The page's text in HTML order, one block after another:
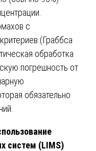
с
(Граббса
обработка
погрешность от
обязательно
систем (LIMS)